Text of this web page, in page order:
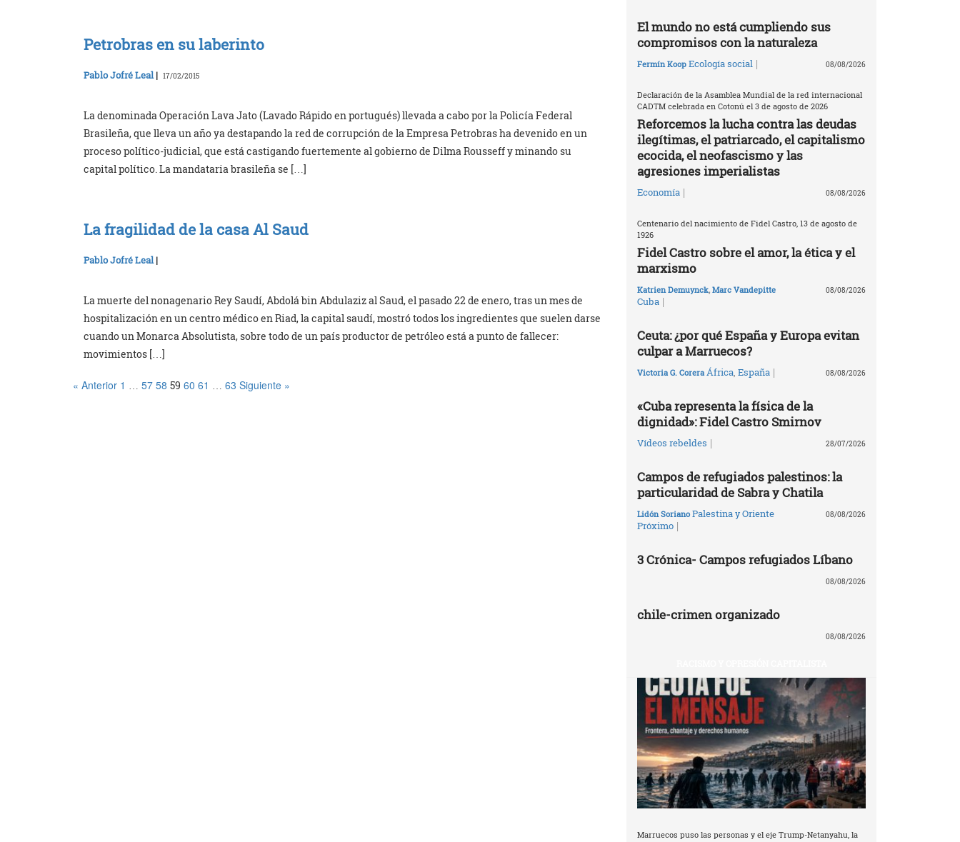
Petrobras en su laberinto
Pablo Jofré Leal | 17/02/2015
La denominada Operación Lava Jato (Lavado Rápido en portugués) llevada a cabo por la Policía Federal
Brasileña, que lleva un año ya destapando la red de corrupción de la Empresa Petrobras ha devenido en un
proceso político-judicial, que está castigando fuertemente al gobierno de Dilma Rousseff y minando su
capital político. La mandataria brasileña se […]
La fragilidad de la casa Al Saud
Pablo Jofré Leal |
La muerte del nonagenario Rey Saudí, Abdolá bin Abdulaziz al Saud, el pasado 22 de enero, tras un mes de
hospitalización en un centro médico en Riad, la capital saudí, mostró todos los ingredientes que suelen darse
cuando un Monarca Absolutista, sobre todo de un país productor de petróleo está a punto de fallecer:
movimientos […]
« Anterior 1 57 58 59 60 61 63 Siguiente »
El mundo no está cumpliendo sus
compromisos con la naturaleza
Fermín Koop Ecología social | 08/08/2026
Declaración de la Asamblea Mundial de la red internacional
CADTM celebrada en Cotonú el 3 de agosto de 2026
Reforcemos la lucha contra las deudas
ilegítimas, el patriarcado, el capitalismo
ecocida, el neofascismo y las
agresiones imperialistas
Economía | 08/08/2026
Centenario del nacimiento de Fidel Castro, 13 de agosto de
1926
Fidel Castro sobre el amor, la ética y el
marxismo
Katrien Demuynck, Marc Vandepitte
Cuba |
08/08/2026
Ceuta: ¿por qué España y Europa evitan
culpar a Marruecos?
Victoria G. Corera África España | 08/08/2026
«Cuba representa la física de la
dignidad»: Fidel Castro Smirnov
Vídeos rebeldes | 28/07/2026
Campos de refugiados palestinos: la
particularidad de Sabra y Chatila
Lidón Soriano Palestina y Oriente
Próximo |
08/08/2026
3 Crónica- Campos refugiados Líbano
08/08/2026
chile-crimen organizado
08/08/2026
Marruecos puso las personas y el eje Trump-Netanyahu, la